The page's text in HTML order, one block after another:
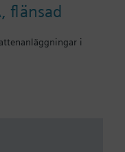
flänsad
i